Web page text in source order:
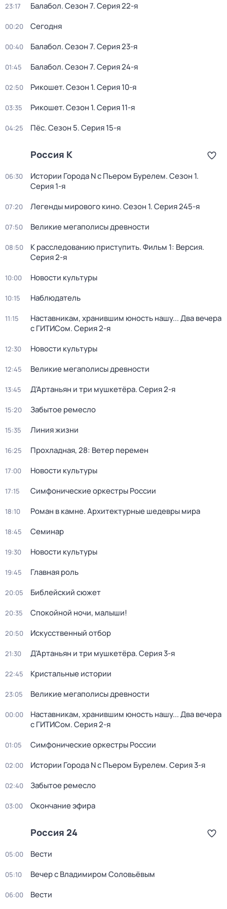
23:17 Балабол. Сезон 7. Серия 22-я
00:20 Сегодня
00:40 Балабол. Сезон 7. Серия 23-я
01:45 Балабол. Сезон 7. Серия 24-я
02:50 Рикошет. Сезон 1. Серия 10-я
03:35 Рикошет. Сезон 1. Серия 11-я
04:25 Пёс. Сезон 5. Серия 15-я
Россия К
06:30 Истории Города N с Пьером Бурелем. Сезон 1.
Серия 1-я
07:20 Легенды мирового кино. Сезон 1. Серия 245-я
07:50 Великие мегаполисы древности
08:50 К расследованию приступить. Фильм 1: Версия.
Серия 2-я
10:00 Новости культуры
10:15 Наблюдатель
11:15
Наставникам, хранившим юность нашу... Два вечера
с ГИТИСом. Серия 2-я
12:30 Новости культуры
12:45 Великие мегаполисы древности
13:45 Д'Артаньян и три мушкетёра. Серия 2-я
15:20 Забытое ремесло
15:35 Линия жизни
16:25 Прохладная, 28: Ветер перемен
17:00 Новости культуры
17:15 Симфонические оркестры России
18:10 Роман в камне. Архитектурные шедевры мира
18:45 Семинар
19:30 Новости культуры
19:45 Главная роль
20:05 Библейский сюжет
20:35 Спокойной ночи, малыши!
20:50 Искусственный отбор
21:30 Д'Артаньян и три мушкетёра. Серия 3-я
22:45 Кристальные истории
23:05 Великие мегаполисы древности
00:00
Наставникам, хранившим юность нашу... Два вечера
с ГИТИСом. Серия 2-я
01:05 Симфонические оркестры России
02:00 Истории Города N с Пьером Бурелем. Серия 3-я
02:40 Забытое ремесло
03:00 Окончание эфира
Россия 24
05:00 Вести
05:10 Вечер с Владимиром Соловьёвым
06:00 Вести